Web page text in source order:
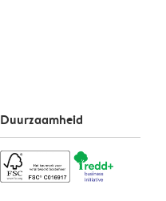
Duurzaamheid